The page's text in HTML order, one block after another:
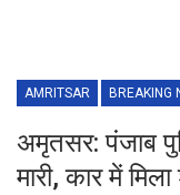
AMRITSAR BREAKING
अमृतसर: पंजाब
मारी, कार में